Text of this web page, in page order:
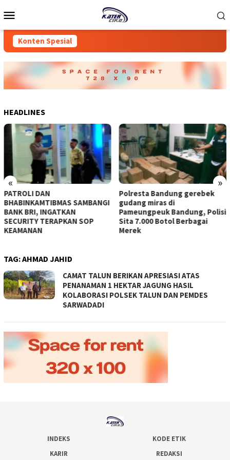
ke
Mobile
Konten Spesial
HEADLINES
« »
‎PATROLI DAN
BHABINKAMTIBMAS SAMBANGI
BANK BRI, INGATKAN
SECURITY TERAPKAN SOP
KEAMANAN
Polresta Bandung gerebek
gudang miras di
Pameungpeuk Bandung, Polisi
Sita 7.000 Botol Berbagai
Merek
TAG:AHMAD JAHID
CAMAT TALUN BERIKAN APRESIASI ATAS
PENANAMAN 1 HEKTAR JAGUNG HASIL
KOLABORASI POLSEK TALUN DAN PEMDES
SARWADADI
INDEKS
KODE ETIK
KARIR
REDAKSI